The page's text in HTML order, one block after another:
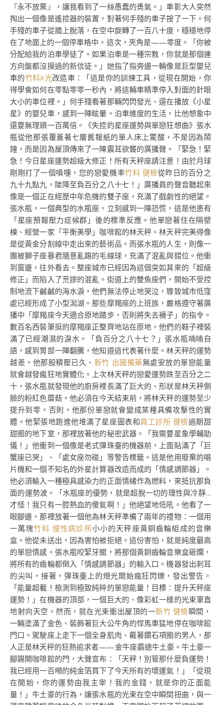
『永不放棄』，讓我看到了一絲愚蠢的勇氣。」車影大人突然
掏出一個像是遙控器的裝置，對著何手殘的車子按了一下。何
手殘的車子從牆上脫落，在空中旋轉了一百八十度，穩穩地停
在了地面上的一個停車格中。這次，夾角是——零度。「你被
分配給我的泊車學徒了。如果泊車是一種宗教，你就是那個連
方向盤都沒摸過的新信徒。」她指了指旁邊一輛像是巨型嬰兒
車的竹科X光改造車：「這是你的訓練工具，從現在開始，你
得學會如何在零點零零一秒內，將這輛車精準停入對面的針眼
大小的車位裡。」何手殘看著那輛閃閃發光、還在播放《小星
星》的嬰兒車，感到一陣眩暈。泊車維度的生活，比他想象中
還要無理頭一百萬倍。《失控的星座運勢與單戀狂想曲》張水
瓶從他那張覆蓋著七層舊報紙的單人床上驚醒，不是因為鬧
鐘，而是因為屋頂傳來了一陣震耳欲聾的廣播聲。「緊急！緊
急！今日星座運勢超級大修正！所有天秤座請注意！由於月球
剛剛打了一個噴嚏，您的戀愛機率竹科 健檢從昨日的百分之
九十九點九，陡降至負百分之八十七！」廣播員的聲音聽起來
像是一個正在經歷中年危機的雙子座，充滿了戲劇性的絕望。
張水瓶，一個典型的水瓶座，立刻感到一陣恐慌，這是他患有
「星座預報壓力症候群」後的標準反應。他單戀著住在隔壁
棟、經營一家「平衡美學」咖啡館的林天秤。林天秤完美得像
是從黃金分割線中走出來的藝術品。而張水瓶的人生，則像一
團被獅子座暴君隨意亂踢的毛線球，充滿了混亂與錯位。他衝
到窗邊，往外看去。整座城市已經因為這個突如其來的「超級
修正」而陷入了荒謬的混亂。街道上的雙魚座們，開始不受控
制地流下鹹鹹的海水淚，他們無法停止地哭泣，導致城市低窪
處已經形成了小型潟湖。那些摩羯座的上班族，嚴格遵守著廣
播中「摩羯座今天適合原地踏步，否則將失去襪子」的指令。
數百名西裝筆挺的摩羯座正整齊地站在原地，他們的鞋子裡裝
滿了已經潮濕的淚水。「負百分之八十七？」張水瓶喃喃自
語，感到胃部一陣翻騰，他知道這代表著什麼。林天秤的運勢
越差，他那股積壓已久、 新竹 出國備藥無處安放的單戀能量
就會越發瘋狂地實體化。上次林天秤的戀愛運勢跌至百分之二
十，張水瓶就發現他的廚房裡長滿了巨大的、形狀是林天秤側
臉的粉紅色蘑菇。他必須在今天結束前，將林天秤的運勢至少
提升到零。否則，他那份單戀就會變成某種具備攻擊性的實
體。他緊張地跑進他堆滿了星座圖表和員工診所 健檢過期甜
甜圈的地下室，那裡放著他的秘密武器。「我需要星象學輔助
儀！」他衝到一個像是老式彈珠臺的機器前，上面貼滿了「巨
蟹座已哭」、「處女座勿碰」等警告標籤。這是他用廢棄的唱
片機和一個不知名的外星計算器改造而成的「情感調節器」。
他必須輸入一種極具感染力的正面情緒作為燃料，來抵抗那負
面的運勢波。「水瓶座的優勢，就是超脫一切的理性與冷靜…
才怪！我只有一腔熱血的傻氣啊！」他絕望地低吼。他看了一
眼腳邊。那裡放著一個他為林天秤準備了兩年的禮物：一個用
一萬塊竹科 慢性病診所小小的天秤座黃銅齒輪組成的音樂
盒。他從未送出，因為害怕被拒絕。這份害怕，就是純度最高
的單戀情感。張水瓶咬緊牙關，將那個黃銅齒輪音樂盒砸爛，
將所有的齒輪都倒入「情感調節器」的輸入口。機器發出刺耳
的尖叫，接著，彈珠臺上的燈光開始瘋狂閃爍，發出警告。
「能量超載！檢測到極致純粹的單戀能量！目標：提升天秤座
運勢！」在機器的頂部，一個巨大的、像彩虹一樣的光束筆直
地射向天空。然而，就在光束衝出屋頂的一新竹 健檢瞬間，
一輛塗滿了金色、裝飾著巨大公牛角的悍馬車猛地停在咖啡館
門口。駕駛座上走下一個全身肌肉、戴著鑽石項圈的男人，那
人正是林天秤的狂熱追求者——金牛座霸總牛土豪。牛土豪一
腳踢開咖啡館的門，大聲宣布：「天秤！別管那什麼負運勢！
我已經用一百噸的純金箔買下了今天所有的壞運氣！」「從現
在開始，你的運勢由我主宰！我的金錢，就是你的正面能
量！」牛土豪的行為，讓張水瓶的光束在空中瞬間扭曲，與一